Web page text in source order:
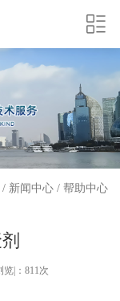
新闻中心 帮助中心
览|：811次